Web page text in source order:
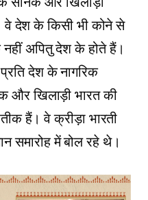
देश के किसी भी कोने से
अपितु देश के होते हैं।
देश के नागरिक
और खिलाड़ी भारत की
हैं। वे क्रीड़ा भारती
समारोह में बोल रहे थे।